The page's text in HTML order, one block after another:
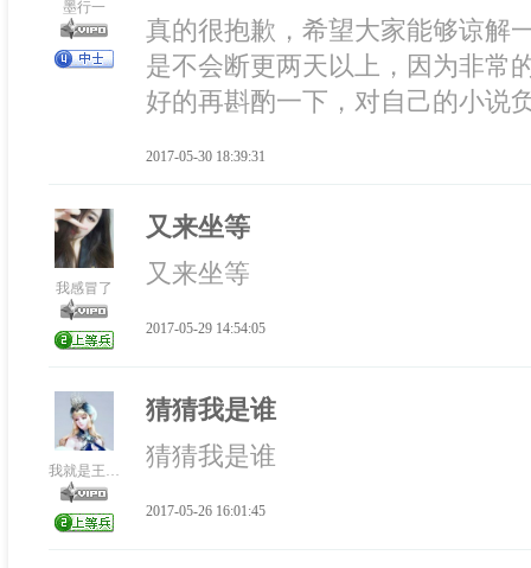
墨行一
真的很抱歉，希望大家能够谅解
是不会断更两天以上，因为非常
好的再斟酌一下，对自己的小说
2017-05-30 18:39:31
我感冒了
又来坐等
又来坐等
2017-05-29 14:54:05
猜猜我是谁
猜猜我是谁
2017-05-26 16:01:45